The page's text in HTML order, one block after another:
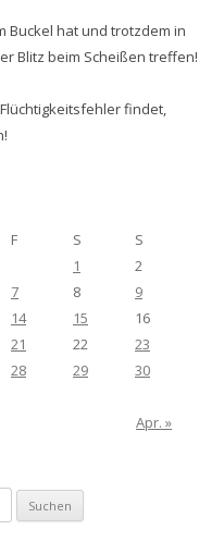
Buckel hat und trotzdem in
Blitz beim Scheißen treffen!
findet,
F S
S
1
2
7 8
9
14 15
16
21 22
23
28 29
30
Apr. »